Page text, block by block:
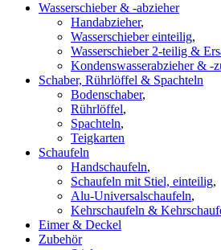
Wasserschieber & -abzieher
Handabzieher,
Wasserschieber einteilig,
Wasserschieber 2-teilig &
Kondenswasserabzieher & -
Schaber, Rührlöffel & Spachteln
Bodenschaber,
Rührlöffel,
Spachteln,
Teigkarten
Schaufeln
Handschaufeln,
Schaufeln mit Stiel, einteilig,
Alu-Universalschaufeln,
Kehrschaufeln &
Eimer & Deckel
Zubehör